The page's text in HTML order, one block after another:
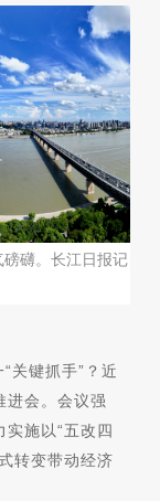
礴。长江日报记
关键抓手”？近
进会。会议强
实施以“ 五改四
转变带动经济